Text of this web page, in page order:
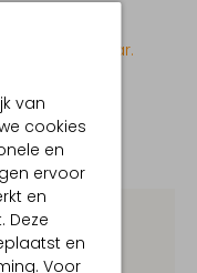
van
cookies
en
ervoor
en
Deze
en
Voor
beschikbaar.
boutiques